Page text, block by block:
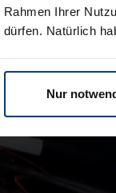
Rahmen Ihrer
dürfen. Natürlich
Nur